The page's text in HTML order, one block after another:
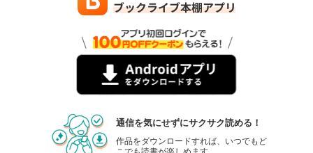
880円 (税込)
あらすじを表示する
週刊東洋経済 2025年9/13・20合併号
880
円 (税込)
通信を気にせずにサクサク読める！
作品をダウンロードすれば、いつでもど
こでも読書が楽しめます。